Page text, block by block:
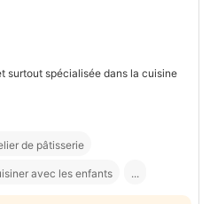
surtout spécialisée dans la cuisine
de pâtisserie
avec les enfants ...